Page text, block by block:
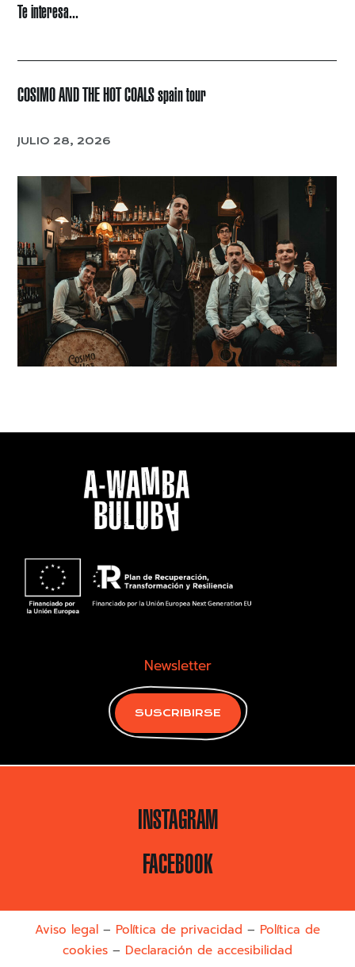
Te interesa...
COSIMO AND THE HOT COALS spain tour
JULIO 28, 2026
Newsletter
SUSCRIBIRSE
INSTAGRAM
FACEBOOK
Aviso legal – Política de privacidad – Política de
cookies – Declaración de accesibilidad